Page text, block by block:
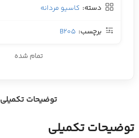
دسته: کاسیو مردانه
برچسب: B205
تمام شده
توضیحات تکمیلی
توضیحات تکمیلی